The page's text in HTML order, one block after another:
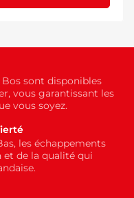
sont disponibles
vous garantissant les
vous soyez.
les échappements
de la qualité qui